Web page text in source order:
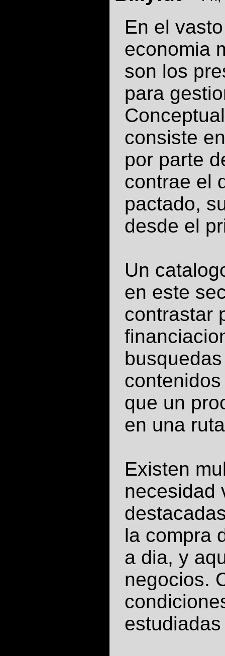
En el
economia
son los
para
consiste
por parte
contrae el
pactado,
desde el
Un
en este
contrastar
que un
en una
Existen
necesidad
la compra
a dia, y
negocios.